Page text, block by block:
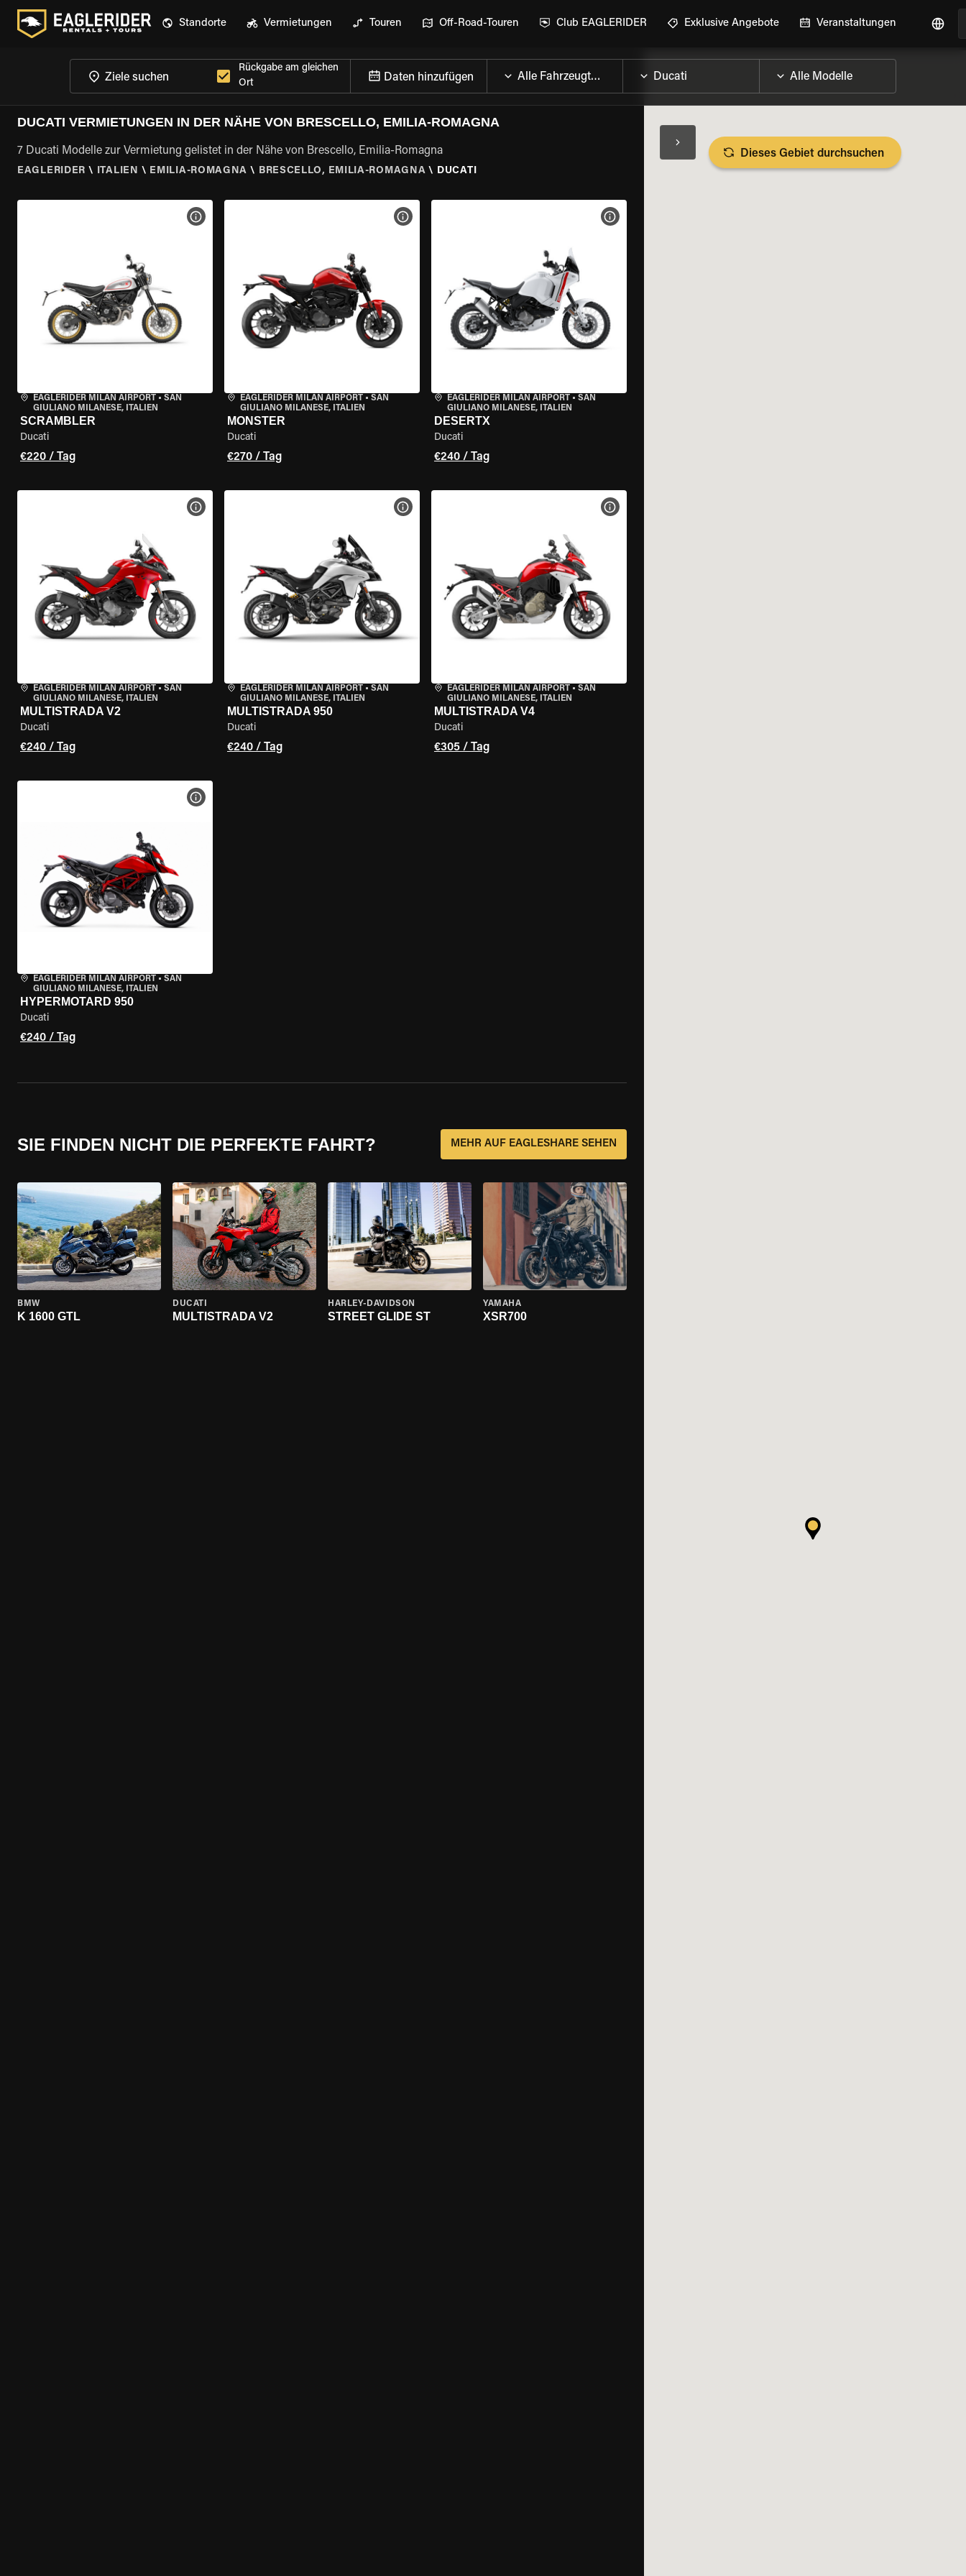
Standorte Vermietungen Touren Off-Road-Touren Club EAGLERIDER Exklusive Angebote Veranstaltungen
Rückgabe am gleichen
Ort
Daten hinzufügen
DUCATI VERMIETUNGEN IN DER NÄHE VON BRESCELLO, EMILIA-ROMAGNA
7 Ducati Modelle zur Vermietung gelistet in der Nähe von Brescello, Emilia-Romagna
EAGLERIDER \ ITALIEN \ EMILIA-ROMAGNA \ BRESCELLO, EMILIA-ROMAGNA \ DUCATI
EAGLERIDER MILAN AIRPORT • SAN
GIULIANO MILANESE, ITALIEN
SCRAMBLER
Ducati
€220 / Tag
MOTORRAD-DETAILS ANZEIGEN
EAGLERIDER MILAN AIRPORT• SAN
GIULIANO MILANESE, ITALIEN
MONSTER
Ducati
€270 / Tag
MOTORRAD-DETAILS ANZEIGEN
EAGLERIDER MILAN AIRPORT• SAN
GIULIANO MILANESE, ITALIEN
DESERTX
Ducati
€240 / Tag
MOTORRAD-DETAILS ANZEIGEN
EAGLERIDER MILAN AIRPORT • SAN
GIULIANO MILANESE, ITALIEN
MULTISTRADA V2
Ducati
€240 / Tag
MOTORRAD-DETAILS ANZEIGEN
EAGLERIDER MILAN AIRPORT• SAN
GIULIANO MILANESE, ITALIEN
MULTISTRADA 950
Ducati
€240 / Tag
MOTORRAD-DETAILS ANZEIGEN
EAGLERIDER MILAN AIRPORT• SAN
GIULIANO MILANESE, ITALIEN
MULTISTRADA V4
Ducati
€305 / Tag
MOTORRAD-DETAILS ANZEIGEN
EAGLERIDER MILAN AIRPORT • SAN
GIULIANO MILANESE, ITALIEN
HYPERMOTARD 950
Ducati
€240 / Tag
MOTORRAD-DETAILS ANZEIGEN
SIE FINDEN NICHT DIE PERFEKTE FAHRT? MEHR AUF EAGLESHARE SEHEN
BMW
K 1600 GTL
DUCATI
MULTISTRADA V2
HARLEY-DAVIDSON
STREET GLIDE ST
YAMAHA
XSR700
Dieses Gebiet durchsuchen